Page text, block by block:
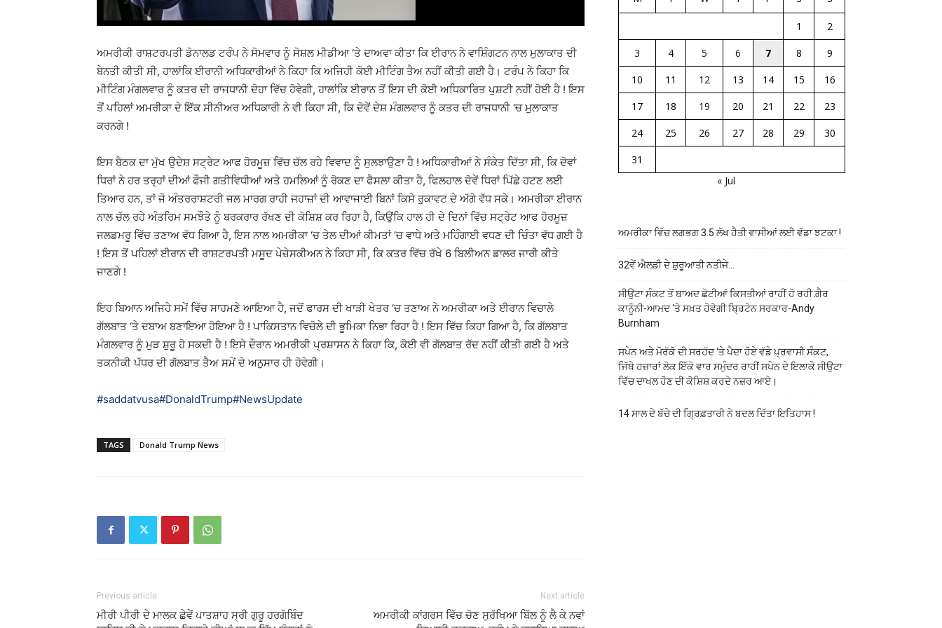
ਅਮਰੀਕੀ ਰਾਸ਼ਟਰਪਤੀ ਡੋਨਾਲਡ ਟਰੰਪ ਨੇ ਸੋਮਵਾਰ ਨੂੰ ਸੋਸ਼ਲ ਮੀਡੀਆ ‘ਤੇ ਦਾਅਵਾ ਕੀਤਾ ਕਿ ਈਰਾਨ ਨੇ ਵਾਸ਼ਿੰਗਟਨ ਨਾਲ ਮੁਲਾਕਾਤ ਦੀ
ਬੇਨਤੀ ਕੀਤੀ ਸੀ, ਹਾਲਾਂਕਿ ਈਰਾਨੀ ਅਧਿਕਾਰੀਆਂ ਨੇ ਕਿਹਾ ਕਿ ਅਜਿਹੀ ਕੋਈ ਮੀਟਿੰਗ ਤੈਅ ਨਹੀਂ ਕੀਤੀ ਗਈ ਹੈ। ਟਰੰਪ ਨੇ ਕਿਹਾ ਕਿ
ਮੀਟਿੰਗ ਮੰਗਲਵਾਰ ਨੂੰ ਕਤਰ ਦੀ ਰਾਜਧਾਨੀ ਦੋਹਾ ਵਿੱਚ ਹੋਵੇਗੀ, ਹਾਲਾਂਕਿ ਈਰਾਨ ਤੋਂ ਇਸ ਦੀ ਕੋਈ ਅਧਿਕਾਰਿਤ ਪੁਸ਼ਟੀ ਨਹੀਂ ਹੋਈ ਹੈ ! ਇਸ
ਤੋਂ ਪਹਿਲਾਂ ਅਮਰੀਕਾ ਦੇ ਇੱਕ ਸੀਨੀਅਰ ਅਧਿਕਾਰੀ ਨੇ ਵੀ ਕਿਹਾ ਸੀ, ਕਿ ਦੋਵੇਂ ਦੇਸ਼ ਮੰਗਲਵਾਰ ਨੂੰ ਕਤਰ ਦੀ ਰਾਜਧਾਨੀ ‘ਚ ਮੁਲਾਕਾਤ
ਕਰਨਗੇ !
ਇਸ ਬੈਠਕ ਦਾ ਮੁੱਖ ਉਦੇਸ਼ ਸਟ੍ਰੇਟ ਆਫ ਹੋਰਮੂਜ਼ ਵਿੱਚ ਚੱਲ ਰਹੇ ਵਿਵਾਦ ਨੂੰ ਸੁਲਝਾਉਣਾ ਹੈ ! ਅਧਿਕਾਰੀਆਂ ਨੇ ਸੰਕੇਤ ਦਿੱਤਾ ਸੀ, ਕਿ ਦੋਵਾਂ
ਧਿਰਾਂ ਨੇ ਹਰ ਤਰ੍ਹਾਂ ਦੀਆਂ ਫੌਜੀ ਗਤੀਵਿਧੀਆਂ ਅਤੇ ਹਮਲਿਆਂ ਨੂੰ ਰੋਕਣ ਦਾ ਫੈਸਲਾ ਕੀਤਾ ਹੈ, ਫਿਲਹਾਲ ਦੋਵੇਂ ਧਿਰਾਂ ਪਿੱਛੇ ਹਟਣ ਲਈ
ਤਿਆਰ ਹਨ, ਤਾਂ ਜੋ ਅੰਤਰਰਾਸ਼ਟਰੀ ਜਲ ਮਾਰਗ ਰਾਹੀ ਜਹਾਜ਼ਾਂ ਦੀ ਆਵਾਜਾਈ ਬਿਨਾਂ ਕਿਸੇ ਰੁਕਾਵਟ ਦੇ ਅੱਗੇ ਵੱਧ ਸਕੇ। ਅਮਰੀਕਾ ਈਰਾਨ
ਨਾਲ ਚੱਲ ਰਹੇ ਅੰਤਰਿਮ ਸਮਝੌਤੇ ਨੂੰ ਬਰਕਰਾਰ ਰੱਖਣ ਦੀ ਕੋਸ਼ਿਸ਼ ਕਰ ਰਿਹਾ ਹੈ, ਕਿਉਂਕਿ ਹਾਲ ਹੀ ਦੇ ਦਿਨਾਂ ਵਿੱਚ ਸਟ੍ਰੇਟ ਆਫ ਹੋਰਮੂਜ਼
ਜਲਡਮਰੂ ਵਿੱਚ ਤਣਾਅ ਵੱਧ ਗਿਆ ਹੈ, ਇਸ ਨਾਲ ਅਮਰੀਕਾ ‘ਚ ਤੇਲ ਦੀਆਂ ਕੀਮਤਾਂ ‘ਚ ਵਾਧੇ ਅਤੇ ਮਹਿੰਗਾਈ ਵਧਣ ਦੀ ਚਿੰਤਾ ਵੱਧ ਗਈ ਹੈ
! ਇਸ ਤੋਂ ਪਹਿਲਾਂ ਈਰਾਨ ਦੀ ਰਾਸ਼ਟਰਪਤੀ ਮਸੂਦ ਪੇਜ਼ੇਸਕੀਅਨ ਨੇ ਕਿਹਾ ਸੀ, ਕਿ ਕਤਰ ਵਿੱਚ ਰੱਖੇ 6 ਬਿਲੀਅਨ ਡਾਲਰ ਜਾਰੀ ਕੀਤੇ
ਜਾਣਗੇ !
ਇਹ ਬਿਆਨ ਅਜਿਹੇ ਸਮੇਂ ਵਿੱਚ ਸਾਹਮਣੇ ਆਇਆ ਹੈ, ਜਦੋਂ ਫਾਰਸ ਦੀ ਖਾੜੀ ਖੇਤਰ ‘ਚ ਤਣਾਅ ਨੇ ਅਮਰੀਕਾ ਅਤੇ ਈਰਾਨ ਵਿਚਾਲੇ
ਗੱਲਬਾਤ ‘ਤੇ ਦਬਾਅ ਬਣਾਇਆ ਹੋਇਆ ਹੈ ! ਪਾਕਿਸਤਾਨ ਵਿਚੋਲੇ ਦੀ ਭੂਮਿਕਾ ਨਿਭਾ ਰਿਹਾ ਹੈ ! ਇਸ ਵਿੱਚ ਕਿਹਾ ਗਿਆ ਹੈ, ਕਿ ਗੱਲਬਾਤ
ਮੰਗਲਵਾਰ ਨੂੰ ਮੁੜ ਸ਼ੁਰੂ ਹੋ ਸਕਦੀ ਹੈ ! ਇਸੇ ਦੌਰਾਨ ਅਮਰੀਕੀ ਪ੍ਰਸ਼ਾਸਨ ਨੇ ਕਿਹਾ ਕਿ, ਕੋਈ ਵੀ ਗੱਲਬਾਤ ਰੱਦ ਨਹੀਂ ਕੀਤੀ ਗਈ ਹੈ ਅਤੇ
ਤਕਨੀਕੀ ਪੱਧਰ ਦੀ ਗੱਲਬਾਤ ਤੈਅ ਸਮੇਂ ਦੇ ਅਨੁਸਾਰ ਹੀ ਹੋਵੇਗੀ।
#saddatvusa#DonaldTrump#NewsUpdate
TAGS Donald Trump News
Previous article
ਮੀਰੀ ਪੀਰੀ ਦੇ ਮਾਲਕ ਛੇਵੇਂ ਪਾਤਸ਼ਾਹ ਸ੍ਰੀ ਗੁਰੂ ਹਰਗੋਬਿੰਦ
Next article
ਅਮਰੀਕੀ ਕਾਂਗਰਸ ਵਿੱਚ ਚੋਣ ਸੁਰੱਖਿਆ ਬਿੱਲ ਨੂੰ ਲੈ ਕੇ ਨਵਾਂ
1
2
3
4 5 6 7 8
9
10
11 12 13 14 15
16
17
18 19 20 21 22
23
24
25 26 27 28 29
30
31
« Jul
ਅਮਰੀਕਾ ਵਿੱਚ ਲਗਭਗ 3.5 ਲੱਖ ਹੈਤੀ ਵਾਸੀਆਂ ਲਈ ਵੱਡਾ ਝਟਕਾ !
32ਵੇਂ ਐਲਡੀ ਦੇ ਸ਼ੁਰੂਆਤੀ ਨਤੀਜੇ…
ਸੀਉਟਾ ਸੰਕਟ ਤੋਂ ਬਾਅਦ ਛੋਟੀਆਂ ਕਿਸਤੀਆਂ ਰਾਹੀਂ ਹੋ ਰਹੀ ਗ਼ੈਰ
ਕਾਨੂੰਨੀ-ਆਮਦ ‘ਤੇ ਸਖ਼ਤ ਹੋਵੇਗੀ ਬ੍ਰਿਟੇਨ ਸਰਕਾਰ-Andy
Burnham
ਸਪੇਨ ਅਤੇ ਮੋਰੱਕੋ ਦੀ ਸਰਹੱਦ ‘ਤੇ ਪੈਦਾ ਹੋਏ ਵੱਡੇ ਪ੍ਰਵਾਸੀ ਸੰਕਟ,
ਜਿੱਥੇ ਹਜ਼ਾਰਾਂ ਲੋਕ ਇੱਕੋ ਵਾਰ ਸਮੁੰਦਰ ਰਾਹੀਂ ਸਪੇਨ ਦੇ ਇਲਾਕੇ ਸੀਉਟਾ
ਵਿੱਚ ਦਾਖਲ ਹੋਣ ਦੀ ਕੋਸ਼ਿਸ਼ ਕਰਦੇ ਨਜ਼ਰ ਆਏ।
14 ਸਾਲ ਦੇ ਬੱਚੇ ਦੀ ਗ੍ਰਿਫ਼ਤਾਰੀ ਨੇ ਬਦਲ ਦਿੱਤਾ ਇਤਿਹਾਸ !